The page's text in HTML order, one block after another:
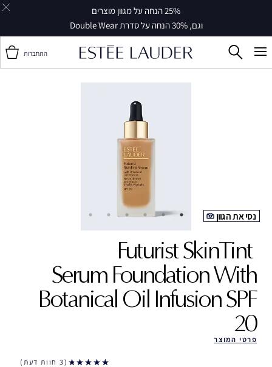
25% הנחה על מגוון מוצרים
וגם, 30% הנחה על סדרת Double Wear
התחברות
נסי את הגוון
Futurist SkinTint ‎
Serum Foundation With
Botanical Oil Infusion SPF
20
פרטי המוצר
3 חוות דעת